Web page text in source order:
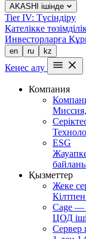
AKASHI ішінде
Tier IV: Түсіндіру
Қателікке
Инвесторларға
en ru kz
Кеңес алу
Компания
Миссия,
ESG
Қызметтер
Жеке
Cage —
ЦОД
Сервер